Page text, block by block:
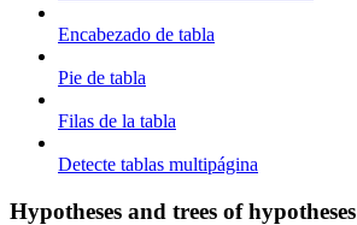
Encabezado de tabla
Pie de tabla
Filas de la tabla
Detecte tablas multipágina
Hypotheses and trees of hypotheses